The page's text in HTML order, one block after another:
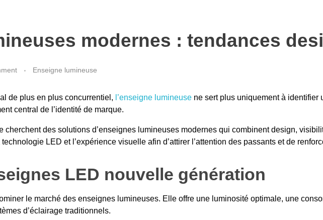
modernes : tendances
Enseigne lumineuse
de plus en plus concurrentiel, l’enseigne lumineuse ne sert plus uniquement à
central de l’identité de marque.
cherchent des solutions d’enseignes lumineuses modernes qui combinent design,
LED et l’expérience visuelle afin d’attirer l’attention des passants et de
LED nouvelle génération
le marché des enseignes lumineuses. Elle offre une luminosité optimale, une
d’éclairage traditionnels.